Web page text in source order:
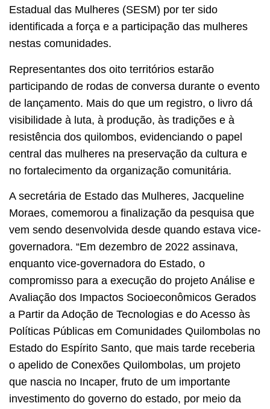
Estadual das Mulheres (SESM) por ter sido
identificada a força e a participação das mulheres
nestas comunidades.
Representantes dos oito territórios estarão
participando de rodas de conversa durante o evento
de lançamento. Mais do que um registro, o livro dá
visibilidade à luta, à produção, às tradições e à
resistência dos quilombos, evidenciando o papel
central das mulheres na preservação da cultura e
no fortalecimento da organização comunitária.
A secretária de Estado das Mulheres, Jacqueline
Moraes, comemorou a finalização da pesquisa que
vem sendo desenvolvida desde quando estava vice-
governadora. “Em dezembro de 2022 assinava,
enquanto vice-governadora do Estado, o
compromisso para a execução do projeto Análise e
Avaliação dos Impactos Socioeconômicos Gerados
a Partir da Adoção de Tecnologias e do Acesso às
Políticas Públicas em Comunidades Quilombolas no
Estado do Espírito Santo, que mais tarde receberia
o apelido de Conexões Quilombolas, um projeto
que nascia no Incaper, fruto de um importante
investimento do governo do estado, por meio da